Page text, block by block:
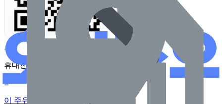
휴대전화 카메라로 찍어보세요
이 주유소의 사장님이신가요?